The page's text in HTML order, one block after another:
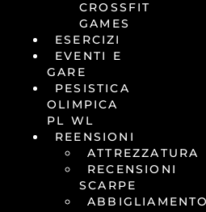
CROSSFIT
GAMES
ESERCIZI
EVENTI E
GARE
PESISTICA
OLIMPICA
PL WL
REENSIONI
ATTREZZATURA
RECENSIONI
SCARPE
ABBIGLIAMENTO